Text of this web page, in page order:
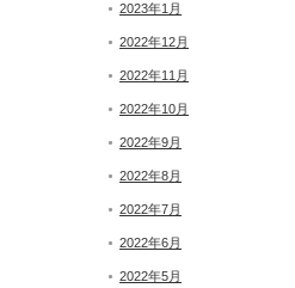
2023年1月
2022年12月
2022年11月
2022年10月
2022年9月
2022年8月
2022年7月
2022年6月
2022年5月